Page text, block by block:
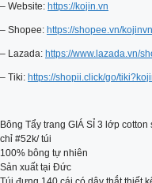
– Website: https://kojin.vn
– Shopee: https://shopee.vn/kojinvn
– Lazada: https://www.lazada.vn/
– Tiki: https://shopii.click/go/
Bông Tẩy trang GIÁ SỈ 3 lớp
chỉ #52k/ túi
100% bông tự nhiên
Sản xuất tại Đức